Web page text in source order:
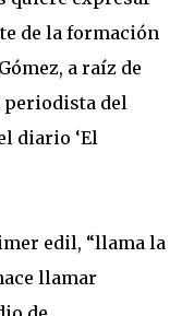
de la formación
a raíz de
periodista del
diario ‘El
edil, “llama la
llamar